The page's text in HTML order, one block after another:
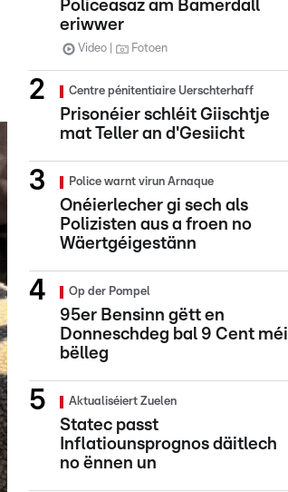
Policeasaz am Bamerdall
eriwwer
Video Fotoen
Centre pénitentiaire Uerschterhaff
Prisonéier schléit Giischtje
mat Teller an d'Gesiicht
Police warnt virun Arnaque
Onéierlecher gi sech als
Polizisten aus a froen no
Wäertgéigestänn
Op der Pompel
95er Bensinn gëtt en
Donneschdeg bal 9 Cent méi
bëlleg
Aktualiséiert Zuelen
Statec passt
Inflatiounsprognos däitlech
no ënnen un